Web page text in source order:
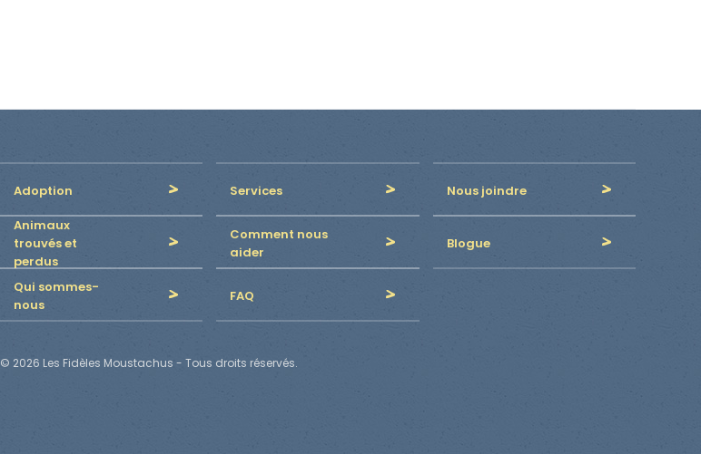
Adoption Services
Nous joindre
Animaux
trouvés et
perdus
Comment nous
aider
Blogue
Qui sommes-
nous
FAQ
© 2026 Les Fidèles Moustachus - Tous droits réservés.